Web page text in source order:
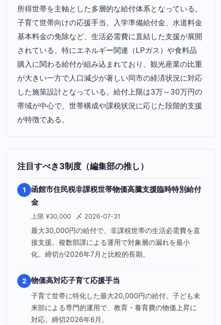
所得世帯を主軸とした多層的な給付体系となっている。
子育て世帯向けの応援手当、入学準備給付金、水道料金
基本料金の免除など、生活必需費に直結した支援が展開
されている。特にエネルギー関連（LPガス）や食料品
購入に関わる給付が組み込まれており、観光産業の比重
が大きい一方で人口減少が著しい同市の経済状況に対応
した施策設計となっている。給付上限は3万～30万円の
帯域が中心で、世帯構成や課税状況に応じた段階的支援
が特徴である。
注目すべき3制度（編集部の推し）
1
函館市住民税非課税世帯物価高騰支援臨時特別給付
金
上限 ¥30,000 〆 2026-07-31
最大30,000円の給付で、非課税世帯の生活必需費を直
接支援。複数部課による運用で対象層の漏れを最小
化。締切が2026年7月と比較的長期。
2 物価高対応子育て応援手当
子育て世帯に特化した最大20,000円の給付。子ども未
来部による専門的運用で、教育・養育費の物価上昇に
対応。締切2026年6月。